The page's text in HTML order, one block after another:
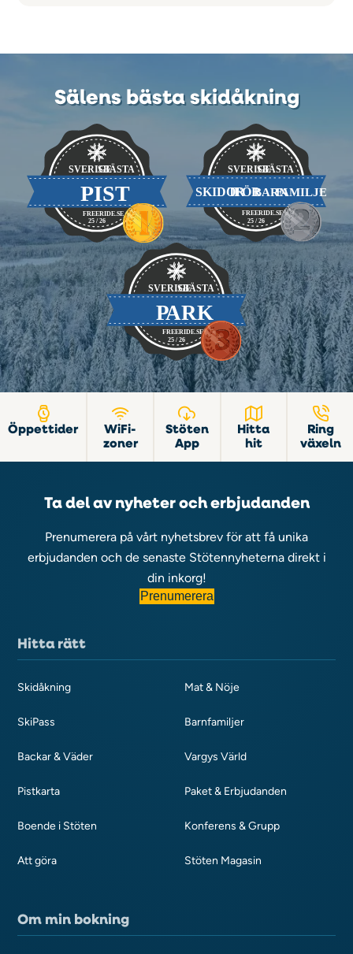
Sälens bästa skidåkning
Öppettider
WiFi-
zoner
Stöten
App
Hitta
hit
Ring
växeln
Ta del av nyheter och erbjudanden
Prenumerera på vårt nyhetsbrev för att få unika
erbjudanden och de senaste Stötennyheterna direkt i
din inkorg!
Prenumerera
Hitta rätt
Skidåkning
SkiPass
Backar & Väder
Pistkarta
Boende i Stöten
Att göra
Mat & Nöje
Barnfamiljer
Vargys Värld
Paket & Erbjudanden
Konferens & Grupp
Stöten Magasin
Om min bokning